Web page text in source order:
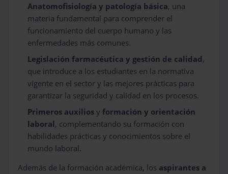
Anatomofisiología y patología básica, una
materia fundamental para comprender el
funcionamiento del cuerpo humano y las
enfermedades más comunes.
Legislación farmacéutica y gestión de calidad,
que introduce a los estudiantes en la normativa
vigente en el sector y las mejores prácticas para
garantizar la seguridad y calidad en los procesos.
Primeros auxilios y formación y orientación
laboral, complementando su formación con
habilidades prácticas y conocimientos sobre el
mundo laboral.
Además de la formación académica, los aspirantes a